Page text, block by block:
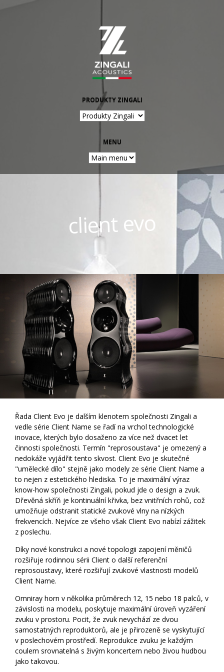
PRODUKTY ZINGALI
MENU
client evo
Řada Client Evo je dalším klenotem společnosti Zingali a
vedle série Client Name se řadí na vrchol technologické
inovace, kterých bylo dosaženo za více než dvacet let
činnosti společnosti. Termín "reprosoustava" je omezený a
nedokáže vyjádřit tento skvost. Client Evo je skutečné
"umělecké dílo" stejně jako modely ze série Client Name a
to nejen z estetického hlediska. To je maximální výraz
know-how společnosti Zingali, pokud jde o design a zvuk.
Dřevěná skříň je kontinuální křivka, bez vnitřních rohů, což
umožňuje odstranit statické zvukové vlny na nízkých
frekvencích. Nejvíce ze všeho však Client Evo nabízí zážitek
z poslechu.
Díky nové konstrukci a nové topologii zapojení měničů
rozšiřuje rodinnou sérii Client o další referenční
reprosoustavy, které rozšiřují zvukové vlastnosti modelů
Client Name.
Omniray horn v několika průměrech 12, 15 nebo 18 palců, v
závislosti na modelu, poskytuje maximální úroveň vyzáření
zvuku v prostoru. Pocit, že zvuk nevychází ze dvou
samostatných reproduktorů, ale je přirozeně se vyskytující
v poslechovém prostředí. Reprodukce zvuku je každým
coulem srovnatelná s živým koncertem nebo živou hudbou
jako takovou.